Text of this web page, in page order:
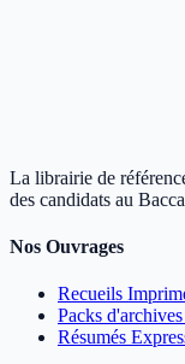
La librairie de
des candidats au
Nos Ouvrages
Recueils
Packs
Résumés